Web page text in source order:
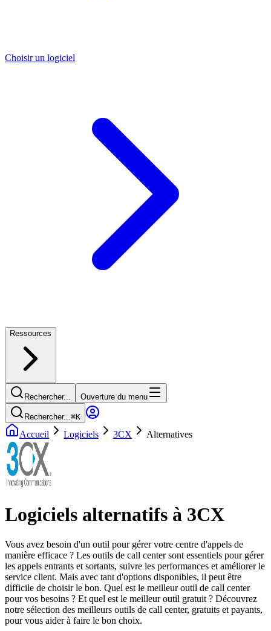
Choisir un logiciel
Ressources
Rechercher... Ouverture du menu
Rechercher...⌘K
Accueil Logiciels 3CX Alternatives
Logiciels alternatifs à 3CX
Vous avez besoin d'un outil pour gérer votre centre d'appels de
manière efficace ? Les outils de call center sont essentiels pour gérer
les appels entrants et sortants, suivre les performances et améliorer le
service client. Mais avec tant d'options disponibles, il peut être
difficile de choisir le bon. Quel est le meilleur outil de call center
pour vos besoins ? Et quel est le meilleur outil gratuit ? Découvrez
notre sélection des meilleurs outils de call center, gratuits et payants,
pour vous aider à faire le bon choix.